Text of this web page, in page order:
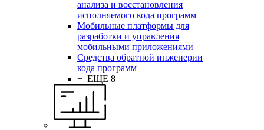
анализа и восстановления
исполняемого кода программ
Мобильные платформы для
разработки и управления
мобильными приложениями
Средства обратной инженерии
кода программ
+ ЕЩЕ 8